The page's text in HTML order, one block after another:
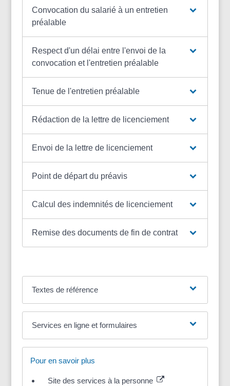
Convocation du salarié à un entretien
préalable
Respect d'un délai entre l'envoi de la
convocation et l'entretien préalable
Tenue de l'entretien préalable
Rédaction de la lettre de licenciement
Envoi de la lettre de licenciement
Point de départ du préavis
Calcul des indemnités de licenciement
Remise des documents de fin de contrat
Textes de référence
Services en ligne et formulaires
Pour en savoir plus
Site des services à la personne